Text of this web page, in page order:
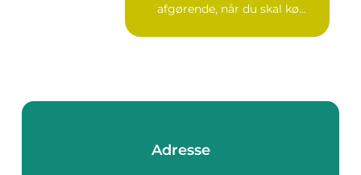
afgørende, når du skal kø...
Adresse